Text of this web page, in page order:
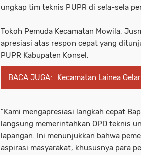
ungkap tim teknis PUPR di sela-sela
Tokoh Pemuda Kecamatan Mowila,
apresiasi atas respon cepat yang
PUPR Kabupaten Konsel.
BACA JUGA: Kecamatan Lainea
"Kami mengapresiasi langkah cepat
langsung memerintahkan OPD teknis
lapangan. Ini menunjukkan bahwa
aspirasi masyarakat, khususnya para